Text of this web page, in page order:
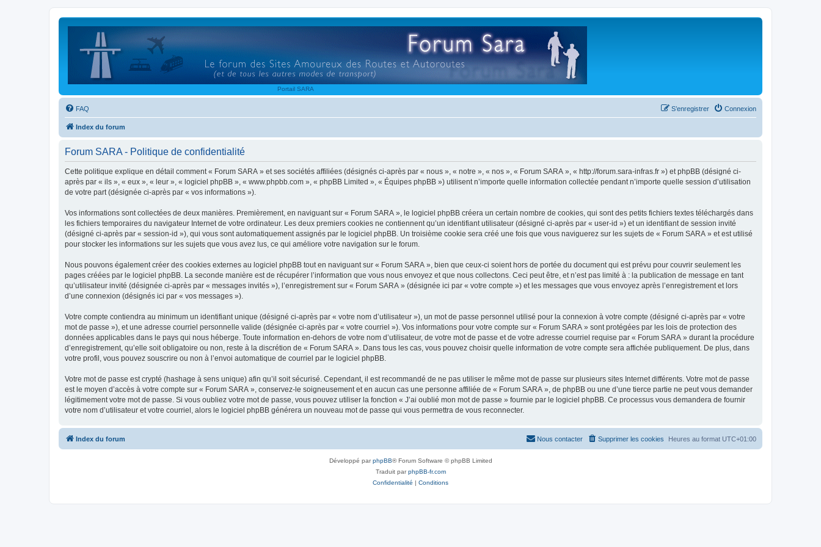
Portail SARA
FAQ Connexion
S’enregistrer
Index du forum
Forum SARA - Politique de confidentialité
Cette politique explique en détail comment « Forum SARA » et ses sociétés affiliées (désignés ci-après par « nous », « notre », « nos », « Forum SARA », « http://forum.sara-infras.fr ») et phpBB (désigné ci-
après par « ils », « eux », « leur », « logiciel phpBB », « www.phpbb.com », « phpBB Limited », « Équipes phpBB ») utilisent n’importe quelle information collectée pendant n’importe quelle session d’utilisation
de votre part (désignée ci-après par « vos informations »).
Vos informations sont collectées de deux manières. Premièrement, en naviguant sur « Forum SARA », le logiciel phpBB créera un certain nombre de cookies, qui sont des petits fichiers textes téléchargés dans
les fichiers temporaires du navigateur Internet de votre ordinateur. Les deux premiers cookies ne contiennent qu’un identifiant utilisateur (désigné ci-après par « user-id ») et un identifiant de session invité
(désigné ci-après par « session-id »), qui vous sont automatiquement assignés par le logiciel phpBB. Un troisième cookie sera créé une fois que vous naviguerez sur les sujets de « Forum SARA » et est utilisé
pour stocker les informations sur les sujets que vous avez lus, ce qui améliore votre navigation sur le forum.
Nous pouvons également créer des cookies externes au logiciel phpBB tout en naviguant sur « Forum SARA », bien que ceux-ci soient hors de portée du document qui est prévu pour couvrir seulement les
pages créées par le logiciel phpBB. La seconde manière est de récupérer l’information que vous nous envoyez et que nous collectons. Ceci peut être, et n’est pas limité à : la publication de message en tant
qu’utilisateur invité (désignée ci-après par « messages invités »), l’enregistrement sur « Forum SARA » (désignée ici par « votre compte ») et les messages que vous envoyez après l’enregistrement et lors
d’une connexion (désignés ici par « vos messages »).
Votre compte contiendra au minimum un identifiant unique (désigné ci-après par « votre nom d’utilisateur »), un mot de passe personnel utilisé pour la connexion à votre compte (désigné ci-après par « votre
mot de passe »), et une adresse courriel personnelle valide (désignée ci-après par « votre courriel »). Vos informations pour votre compte sur « Forum SARA » sont protégées par les lois de protection des
données applicables dans le pays qui nous héberge. Toute information en-dehors de votre nom d’utilisateur, de votre mot de passe et de votre adresse courriel requise par « Forum SARA » durant la procédure
d’enregistrement, qu’elle soit obligatoire ou non, reste à la discrétion de « Forum SARA ». Dans tous les cas, vous pouvez choisir quelle information de votre compte sera affichée publiquement. De plus, dans
votre profil, vous pouvez souscrire ou non à l’envoi automatique de courriel par le logiciel phpBB.
Votre mot de passe est crypté (hashage à sens unique) afin qu’il soit sécurisé. Cependant, il est recommandé de ne pas utiliser le même mot de passe sur plusieurs sites Internet différents. Votre mot de passe
est le moyen d’accès à votre compte sur « Forum SARA », conservez-le soigneusement et en aucun cas une personne affiliée de « Forum SARA », de phpBB ou une d’une tierce partie ne peut vous demander
légitimement votre mot de passe. Si vous oubliez votre mot de passe, vous pouvez utiliser la fonction « J’ai oublié mon mot de passe » fournie par le logiciel phpBB. Ce processus vous demandera de fournir
votre nom d’utilisateur et votre courriel, alors le logiciel phpBB générera un nouveau mot de passe qui vous permettra de vous reconnecter.
Index du forum Heures au format UTC+01:00
Supprimer les cookies
Nous contacter
Développé parphpBB® Forum Software © phpBB Limited
Traduit parphpBB-fr.com
Confidentialité | Conditions